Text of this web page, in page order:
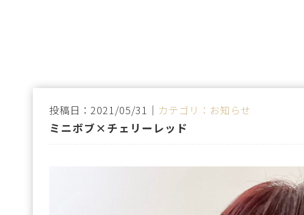
投稿日：2021/05/31｜ カテゴリ：お知らせ
ミニボブ×チェリーレッド